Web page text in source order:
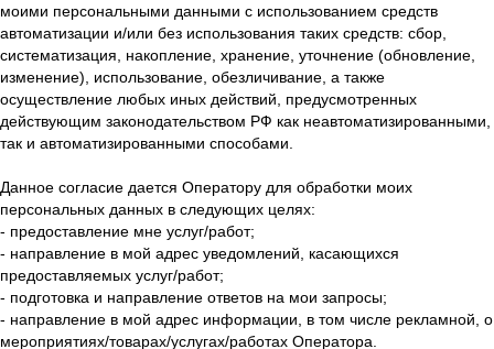
моими персональными данными с использованием средств
автоматизации и/или без использования таких средств: сбор,
систематизация, накопление, хранение, уточнение (обновление,
изменение), использование, обезличивание, а также
осуществление любых иных действий, предусмотренных
действующим законодательством РФ как неавтоматизированными,
так и автоматизированными способами.
Данное согласие дается Оператору для обработки моих
персональных данных в следующих целях:
- предоставление мне услуг/работ;
- направление в мой адрес уведомлений, касающихся
предоставляемых услуг/работ;
- подготовка и направление ответов на мои запросы;
- направление в мой адрес информации, в том числе рекламной, о
мероприятиях/товарах/услугах/работах Оператора.